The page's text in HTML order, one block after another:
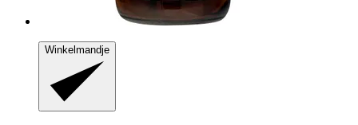
Winkelmandje